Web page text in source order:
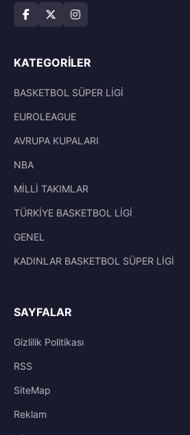
KATEGORILER
BASKETBOL SÜPER LİGİ
EUROLEAGUE
AVRUPA KUPALARI
NBA
MİLLİ TAKIMLAR
TÜRKİYE BASKETBOL LİGİ
GENEL
KADINLAR BASKETBOL SÜPER LİGİ
SAYFALAR
Gizlilik Politikası
RSS
SiteMap
Reklam